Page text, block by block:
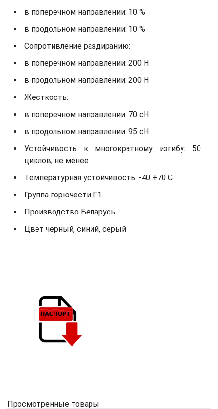
в поперечном направлении: 10 %
в продольном направлении: 10 %
Сопротивление раздиранию:
в поперечном направлении: 200 Н
в продольном направлении: 200 Н
Жесткость:
в поперечном направлении: 70 сН
в продольном направлении: 95 сН
Устойчивость к многократному изгибу: 50
циклов, не менее
Температурная устойчивость: -40 +70 С
Группа горючести Г1
Производство Беларусь
Цвет черный, синий, серый
Просмотренные товары